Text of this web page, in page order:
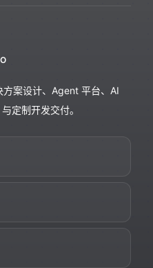
案设计、Agent 平台、AI
定制开发交付。